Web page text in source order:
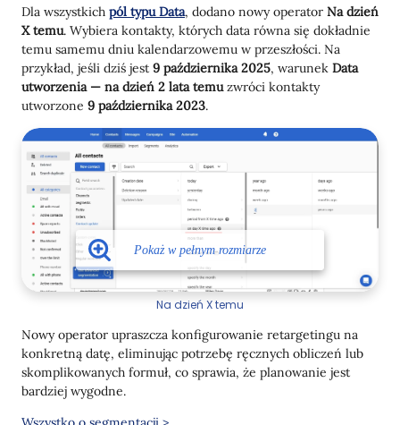
Dla wszystkich pól typu Data, dodano nowy operator Na dzień
X temu. Wybiera kontakty, których data równa się dokładnie
temu samemu dniu kalendarzowemu w przeszłości. Na
przykład, jeśli dziś jest 9 października 2025, warunek Data
utworzenia — na dzień 2 lata temuzwróci kontakty
utworzone 9 października 2023.
Na dzień X temu
Nowy operator upraszcza konfigurowanie retargetingu na
konkretną datę, eliminując potrzebę ręcznych obliczeń lub
skomplikowanych formuł, co sprawia, że planowanie jest
bardziej wygodne.